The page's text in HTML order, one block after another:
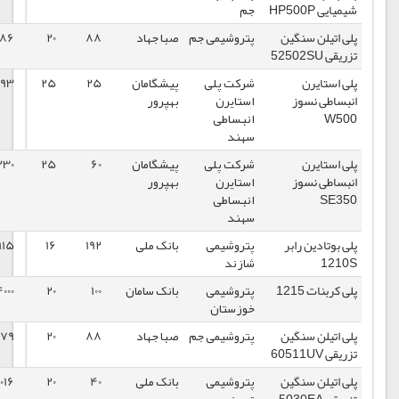
پتروشیمی جم صبا جهاد 88
20
86386
1398/10/17
شرکت پلی
استایرن
انبساطی
پیشگامان
بهپرور
25
25
100793
1398/10/15
شرکت پلی
استایرن
انبساطی
پیشگامان
بهپرور
60
25
106230
1398/10/15
پتروشیمی
شازند
بانک ملی 192
16
152915
1398/10/14
پتروشیمی
بانک سامان 100
20
284000
1398/10/14
پتروشیمی جم صبا جهاد 88
20
83179
1398/10/10
پتروشیمی بانک ملی 40
20
83016
1398/10/10